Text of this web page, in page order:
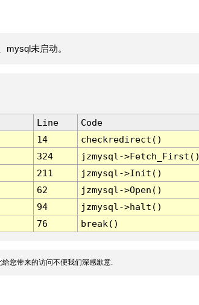
mysql未启动。
Line
Code
14
checkredirect()
324
jzmysql-
211
jzmysql->Init()
62
jzmysql->Open()
94
jzmysql->halt()
76 break()
您带来的访问不便我们深感歉意.